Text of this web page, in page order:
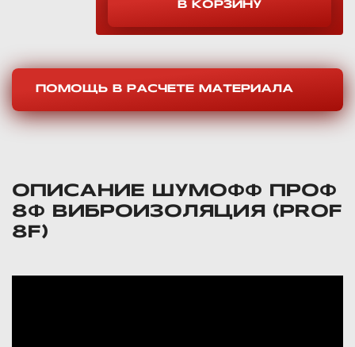
ПОМОЩЬ В РАСЧЕТЕ МАТЕРИАЛА
ОПИСАНИЕ ШУМОФФ ПРОФ
8Ф ВИБРОИЗОЛЯЦИЯ (PROF
8F)